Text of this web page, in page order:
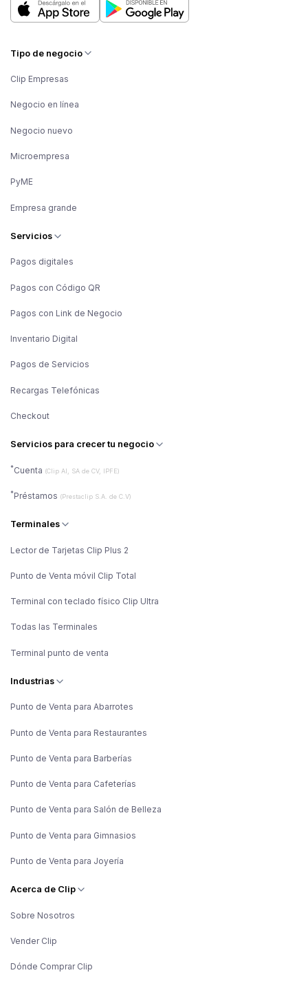
Terminales
Lector de Tarjetas Clip Plus 2
Punto de Venta móvil Clip Total
Terminal con teclado físico Clip Ultra
Todas las Terminales
Terminal punto de venta
Industrias
Punto de Venta para Abarrotes
Punto de Venta para Restaurantes
Punto de Venta para Barberías
Punto de Venta para Cafeterías
Punto de Venta para Salón de Belleza
Punto de Venta para Gimnasios
Punto de Venta para Joyería
Servicios
Pagos digitales
Pagos con Código QR
Pagos con Link de Negocio
Inventario Digital
Pagos de Servicios
Recargas Telefónicas
Checkout
Servicios para crecer tu negocio
*Cuenta (Clip AI, SA de CV, IPFE)
*Préstamos (Prestaclip S.A. de C.V)
Tipo de negocio
Clip Empresas
Negocio en línea
Negocio nuevo
Microempresa
PyME
Empresa grande
Acerca de Clip
Sobre Nosotros
Vender Clip
Dónde Comprar Clip